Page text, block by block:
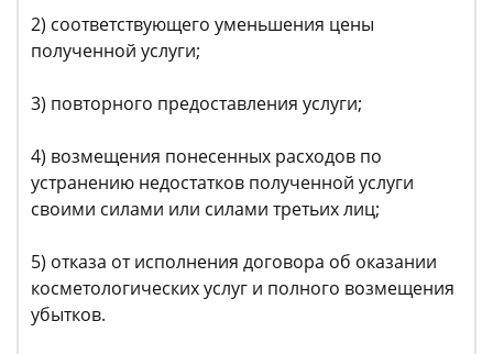
2) соответствующего уменьшения цены
полученной услуги;
3) повторного предоставления услуги;
4) возмещения понесенных расходов по
устранению недостатков полученной услуги
своими силами или силами третьих лиц;
5) отказа от исполнения договора об оказании
косметологических услуг и полного возмещения
убытков.